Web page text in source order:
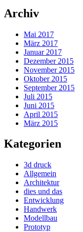
Archiv
Mai 2017
März 2017
Januar 2017
Dezember 2015
November 2015
Oktober 2015
September 2015
Juli 2015
Juni 2015
April 2015
März 2015
Kategorien
3d druck
Allgemein
Architektur
dies und das
Entwicklung
Handwerk
Modellbau
Prototyp